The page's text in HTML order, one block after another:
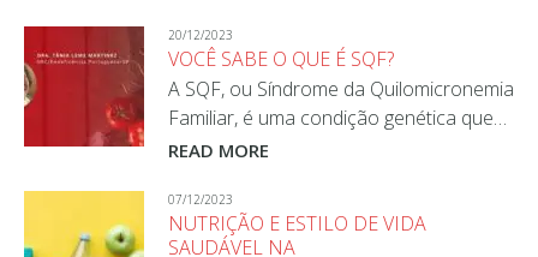
20/12/2023
VOCÊ SABE O QUE É SQF?
A SQF, ou Síndrome da Quilomicronemia
Familiar, é uma condição genética que…
READ MORE
07/12/2023
NUTRIÇÃO E ESTILO DE VIDA
SAUDÁVEL NA